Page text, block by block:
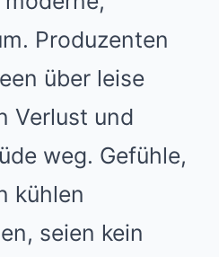
Produzenten
über leise
Verlust und
weg. Gefühle,
kühlen
seien kein